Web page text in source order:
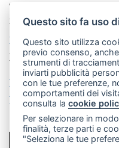
Telefono:
mail:
La redazione
Made by VIP
Privacy policy
Rivedi le tue scelte sui
Questo sito fa uso
Questo sito utilizza
previo consenso,
strumenti di
inviarti pubblicità
con le tue preferenze,
comportamenti dei
consulta lacookie
Per selezionare in
finalità, terze parti e
"Seleziona le tue